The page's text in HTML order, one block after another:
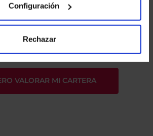
Configuración
Rechazar
datos personales.